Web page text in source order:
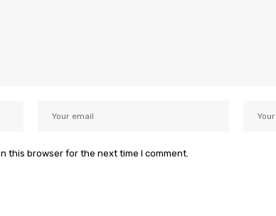
this browser for the next time I comment.